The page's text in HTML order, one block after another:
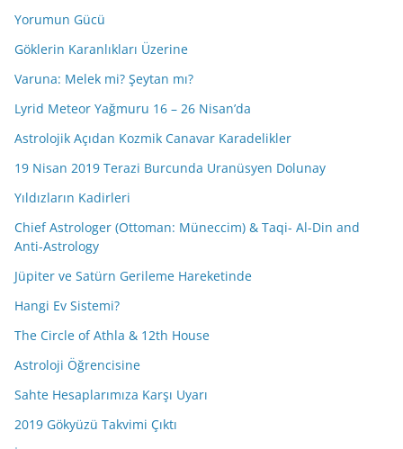
Yorumun Gücü
Göklerin Karanlıkları Üzerine
Varuna: Melek mi? Şeytan mı?
Lyrid Meteor Yağmuru 16 – 26 Nisan’da
Astrolojik Açıdan Kozmik Canavar Karadelikler
19 Nisan 2019 Terazi Burcunda Uranüsyen Dolunay
Yıldızların Kadirleri
Chief Astrologer (Ottoman: Müneccim) & Taqi- Al-Din and
Anti-Astrology
Jüpiter ve Satürn Gerileme Hareketinde
Hangi Ev Sistemi?
The Circle of Athla & 12th House
Astroloji Öğrencisine
Sahte Hesaplarımıza Karşı Uyarı
2019 Gökyüzü Takvimi Çıktı